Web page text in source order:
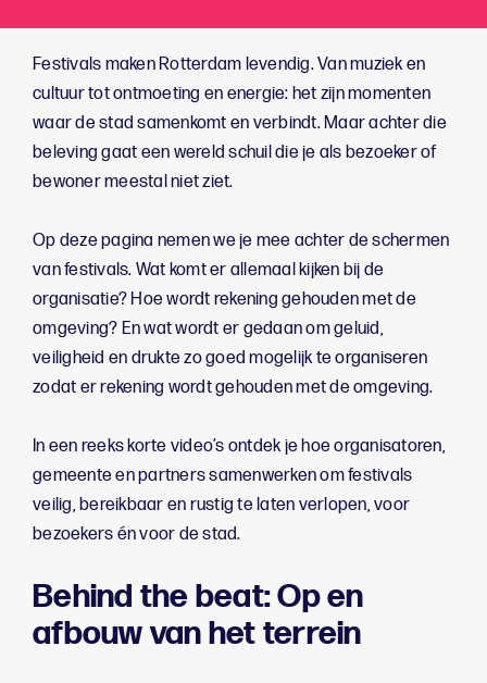
Festivals maken Rotterdam levendig. Van muziek en
cultuur tot ontmoeting en energie: het zijn momenten
waar de stad samenkomt en verbindt. Maar achter die
beleving gaat een wereld schuil die je als bezoeker of
bewoner meestal niet ziet.
Op deze pagina nemen we je mee achter de schermen
van festivals. Wat komt er allemaal kijken bij de
organisatie? Hoe wordt rekening gehouden met de
omgeving? En wat wordt er gedaan om geluid,
veiligheid en drukte zo goed mogelijk te organiseren
zodat er rekening wordt gehouden met de omgeving.
In een reeks korte video’s ontdek je hoe organisatoren,
gemeente en partners samenwerken om festivals
veilig, bereikbaar en rustig te laten verlopen, voor
bezoekers én voor de stad.
Behind the beat: Op en
afbouw van het terrein